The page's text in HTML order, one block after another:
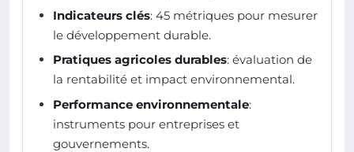
Indicateurs clés: 45 métriques pour mesurer
le développement durable.
Pratiques agricoles durables: évaluation de
la rentabilité et impact environnemental.
Performance environnementale:
instruments pour entreprises et
gouvernements.